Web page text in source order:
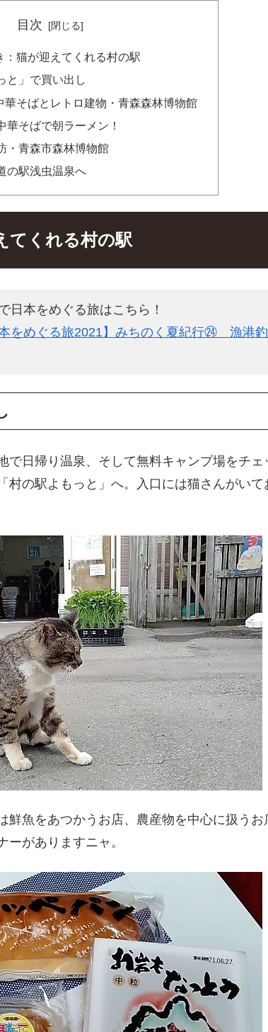
目次
：猫が迎えてくれる村の駅
と」で買い出し
華そばとレトロ建物・青森森林博物館
華そばで朝ラーメン！
・青森市森林博物館
の駅浅虫温泉へ
てくれる村の駅
日本をめぐる旅はこちら！
をめぐる旅2021】みちのく夏紀行㉔ 漁港
日帰り温泉、そして無料キャンプ場をチェ
村の駅よもっと」へ。入口には猫さんがいて
鮮魚をあつかうお店、農産物を中心に扱うお
がありますニャ。